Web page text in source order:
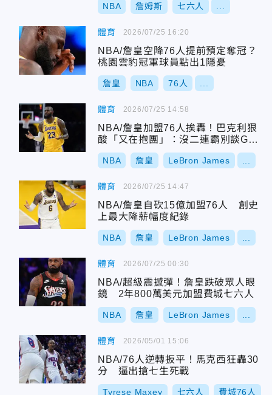
NBA 詹姆斯 七六人
體育
NBA/詹皇空降76人提前預定奪冠？
桃園雲豹冠軍球員點出1隱憂
詹皇 NBA 76人
2026/07/25 16:20
體育
NBA/詹皇加盟76人挨轟！巴克利狠
酸「又在抱團」：沒二連霸別談GOA
T
NBA 詹皇 LeBron James
2026/07/25 14:58
體育
NBA/詹皇自砍15億加盟76人 創史
上最大降薪幅度紀錄
NBA 詹皇 LeBron James
2026/07/25 14:47
體育
NBA/超級震撼彈！詹皇跌破眾人眼
鏡 2年800萬美元加盟費城七六人
NBA 詹皇 LeBron James
2026/07/25 00:30
體育
NBA/76人逆轉扳平！馬克西狂轟30
分 逼出搶七生死戰
Tyrese Maxey 七六人 費城76人
2026/05/01 15:06